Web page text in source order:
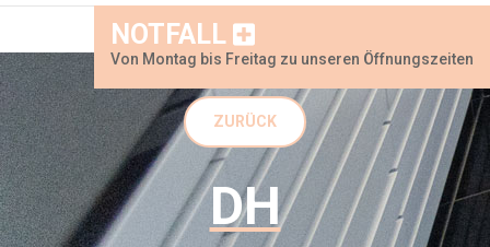
NOTFALL
Von Montag bis Freitag zu unseren Öffnungszeiten
ZURÜCK
DH